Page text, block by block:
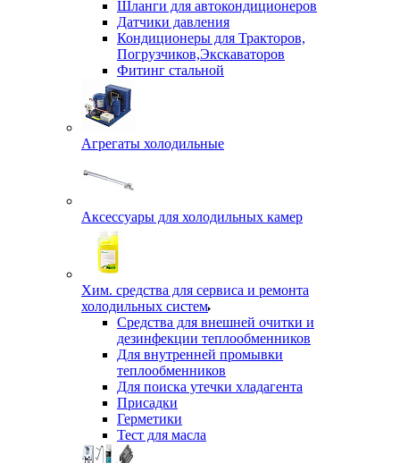
Шланги для автокондиционеров
Датчики давления
Кондиционеры для Тракторов,
Погрузчиков,Экскаваторов
Фитинг стальной
Агрегаты холодильные
Аксессуары для холодильных камер
Хим. средства для сервиса и ремонта
холодильных систем
Средства для внешней очитки и
дезинфекции теплообменников
Для внутренней промывки
теплообменников
Для поиска утечки хладагента
Присадки
Герметики
Тест для масла